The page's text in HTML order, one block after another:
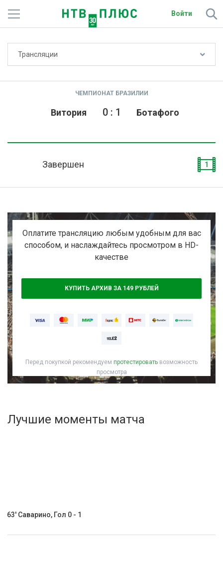
Войти
Активировать промокод
Трансляции
ЧЕМПИОНАТ БРАЗИЛИИ
Витория Ботафого
0: 1
Завершен 1
Оплатите трансляцию любым удобным для вас
способом, и наслаждайтесь просмотром в HD-
качестве
КУПИТЬ АРХИВ ЗА 149 РУБЛЕЙ
Перед покупкой рекомендуем протестировать возможность
просмотра
Лучшие моменты матча
63' Саварино, Гол 0 - 1